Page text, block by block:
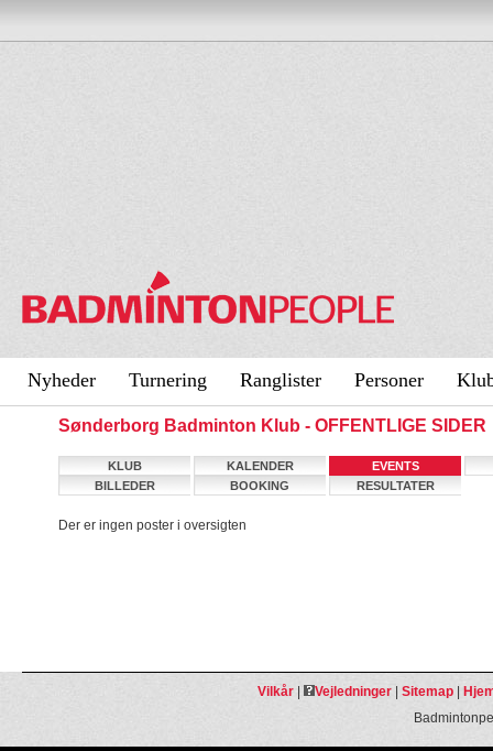
Nyheder Turnering Ranglister Personer
Sønderborg Badminton Klub - OFFENTLIGE SIDER
KLUB KALENDER
EVENTS
BILLEDER
BOOKING RESULTATER
Der er ingen poster i oversigten
Vilkår| Vejledninger| Sitemap|